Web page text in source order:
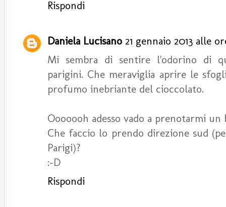
Rispondi
Daniela Lucisano 21 gennaio 2013 alle
Mi sembra di sentire l'odorino di
parigini. Che meraviglia aprire le
profumo inebriante del cioccolato.
Ooooooh adesso vado a prenotarmi
Che faccio lo prendo direzione sud
Parigi)?
:-D
Rispondi